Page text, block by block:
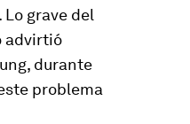
grave del
advirtió
durante
problema